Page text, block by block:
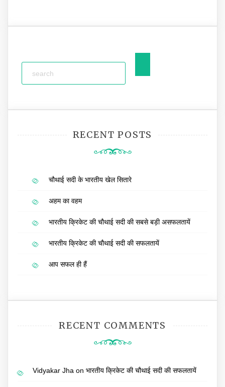
RECENT POSTS
चौथाई सदी के भारतीय खेल सितारे
अहम का वहम
भारतीय क्रिकेट की चौथाई सदी की सबसे बड़ी असफलतायें
भारतीय क्रिकेट की चौथाई सदी की सफलतायें
आप सफल ही हैं
RECENT COMMENTS
Vidyakar Jha on भारतीय क्रिकेट की चौथाई सदी की सफलतायें